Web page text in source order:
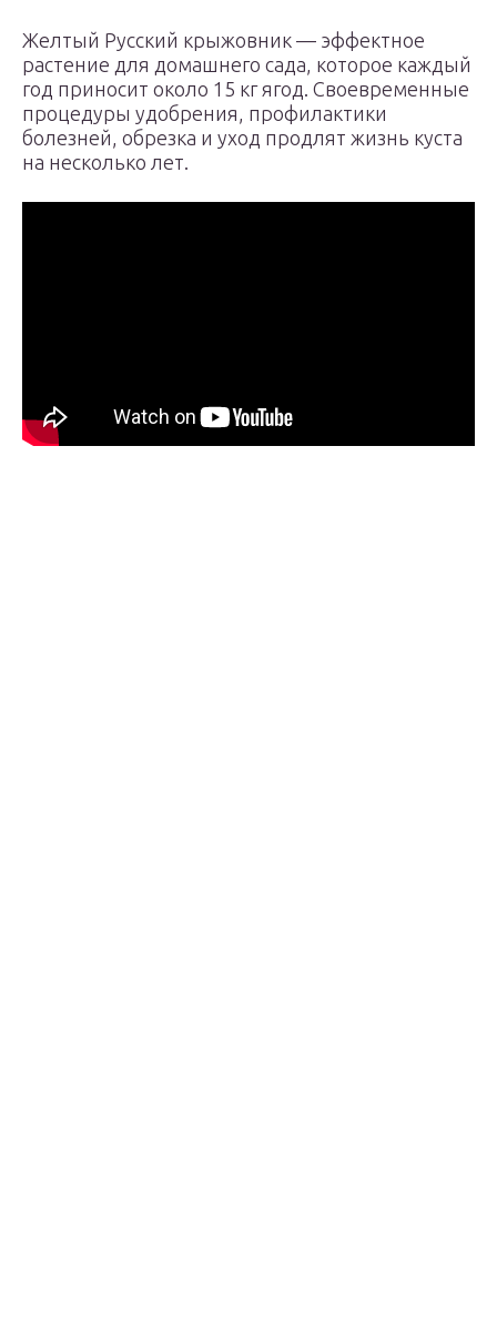
Желтый Русский крыжовник — эффектное
растение для домашнего сада, которое каждый
год приносит около 15 кг ягод. Своевременные
процедуры удобрения, профилактики
болезней, обрезка и уход продлят жизнь куста
на несколько лет.